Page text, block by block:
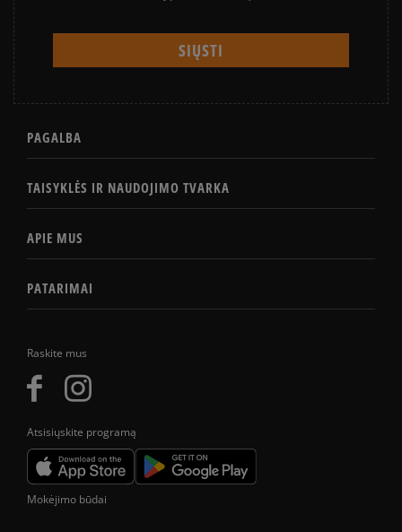
Raskite mus
Atsisiųskite programą
PAGALBA
TAISYKLĖS IR NAUDOJIMO TVARKA
APIE MUS
PATARIMAI
Mokėjimo būdai